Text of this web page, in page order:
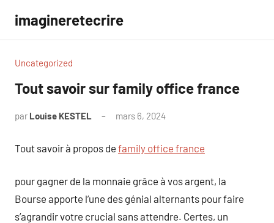
contenu
imagineretecrire
Uncategorized
Tout savoir sur family office france
par Louise KESTEL mars 6, 2024
Tout savoir à propos de family office france
pour gagner de la monnaie grâce à vos argent, la
Bourse apporte l’une des génial alternants pour faire
s’agrandir votre crucial sans attendre. Certes, un